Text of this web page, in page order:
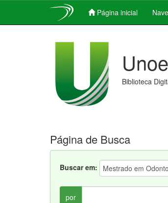
Página inicial
Biblioteca
Página de Busca
Buscar em:
por